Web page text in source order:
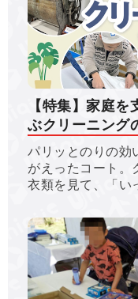
【特集】家庭
ぶクリーニング
パリッとのりの効
がえったコート。
衣類を見て、「い